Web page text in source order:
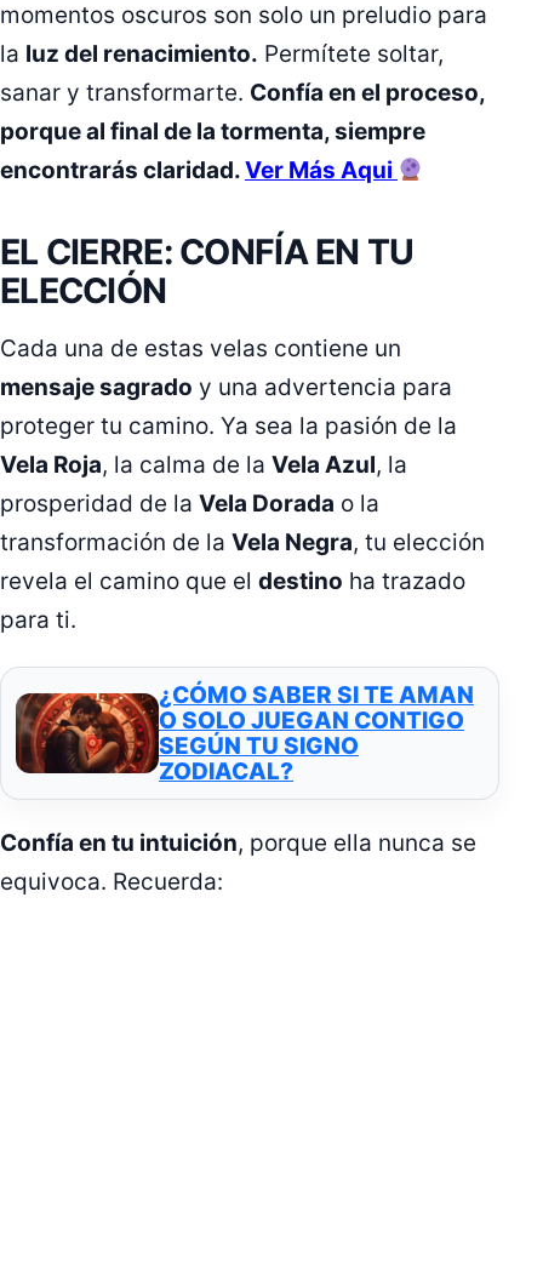
momentos oscuros son solo un preludio para
la luz del renacimiento. Permítete soltar,
sanar y transformarte. Confía en el proceso,
porque al final de la tormenta, siempre
encontrarás claridad.Ver Más Aqui
EL CIERRE: CONFÍA EN TU
ELECCIÓN
Cada una de estas velas contiene un
mensaje sagrado y una advertencia para
proteger tu camino. Ya sea la pasión de la
Vela Roja, la calma de la Vela Azul, la
prosperidad de la Vela Dorada o la
transformación de la Vela Negra, tu elección
revela el camino que el destino ha trazado
para ti.
¿CÓMO SABER SI TE AMAN
O SOLO JUEGAN CONTIGO
SEGÚN TU SIGNO
ZODIACAL?
Confía en tu intuición, porque ella nunca se
equivoca. Recuerda: